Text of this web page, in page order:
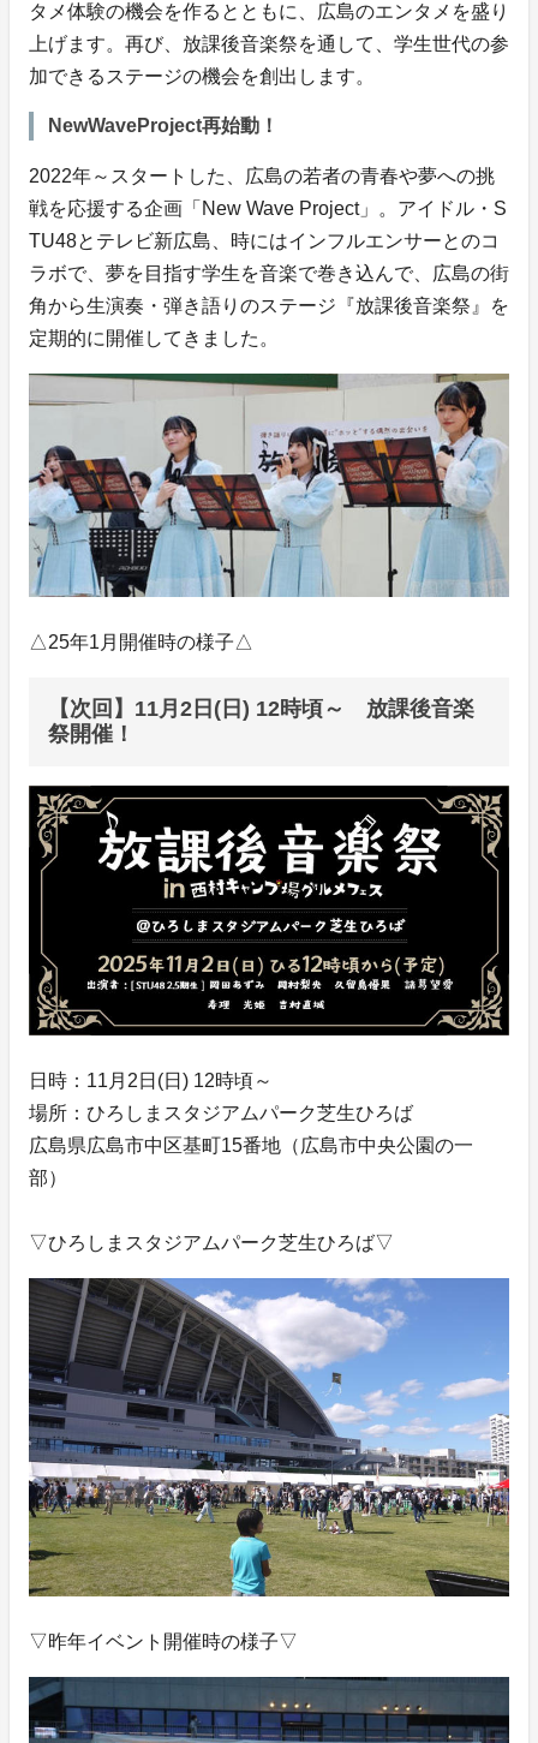
タメ体験の機会を作るとともに、広島のエンタメを盛り
上げます。再び、放課後音楽祭を通して、学生世代の参
加できるステージの機会を創出します。
NewWaveProject再始動！
2022年～スタートした、広島の若者の青春や夢への挑
戦を応援する企画「New Wave Project」。アイドル・S
TU48とテレビ新広島、時にはインフルエンサーとのコ
ラボで、夢を目指す学生を音楽で巻き込んで、広島の街
角から生演奏・弾き語りのステージ『放課後音楽祭』を
定期的に開催してきました。
△25年1月開催時の様子△
【次回】11月2日(日) 12時頃～ 放課後音楽
祭開催！
日時：11月2日(日) 12時頃～
場所：ひろしまスタジアムパーク芝生ひろば
広島県広島市中区基町15番地（広島市中央公園の一
部）
▽ひろしまスタジアムパーク芝生ひろば▽
▽昨年イベント開催時の様子▽